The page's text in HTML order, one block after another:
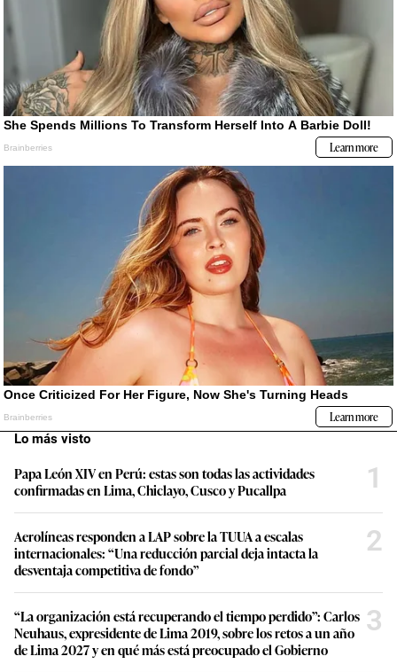
Lo más visto
Papa León XIV en Perú: estas son todas las actividades
confirmadas en Lima, Chiclayo, Cusco y Pucallpa
1
Aerolíneas responden a LAP sobre la TUUA a escalas
internacionales: “Una reducción parcial deja intacta la
desventaja competitiva de fondo”
2
“La organización está recuperando el tiempo perdido”: Carlos
Neuhaus, expresidente de Lima 2019, sobre los retos a un año
de Lima 2027 y en qué más está preocupado el Gobierno
3